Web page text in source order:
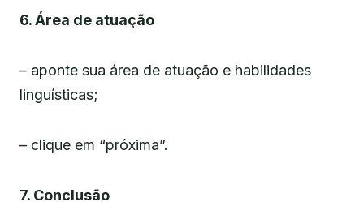
6. Área de atuação
– aponte sua área de atuação e habilidades
linguísticas;
– clique em “próxima”.
7. Conclusão